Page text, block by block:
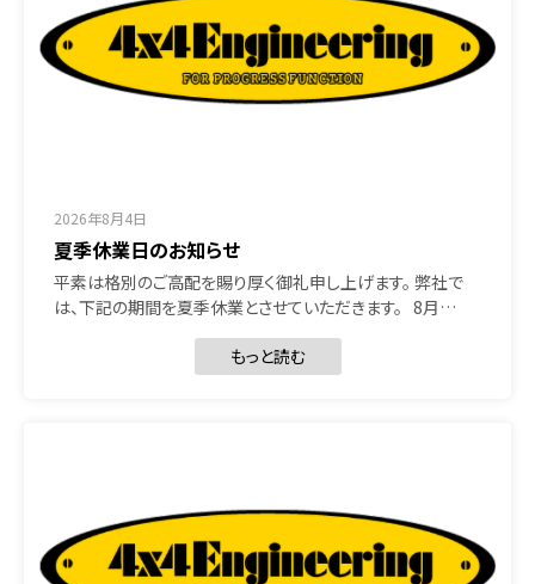
2026年8月4日
夏季休業日のお知らせ
平素は格別のご高配を賜り厚く御礼申し上げます。 弊社で
は、下記の期間を夏季休業とさせていただきます。 8月…
もっと読む